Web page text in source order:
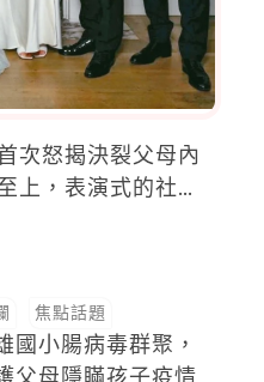
次怒揭決裂父母內
上，表演式的社群
期緊張
焦點話題
國小腸病毒群聚，
父母隱瞞孩子疫情